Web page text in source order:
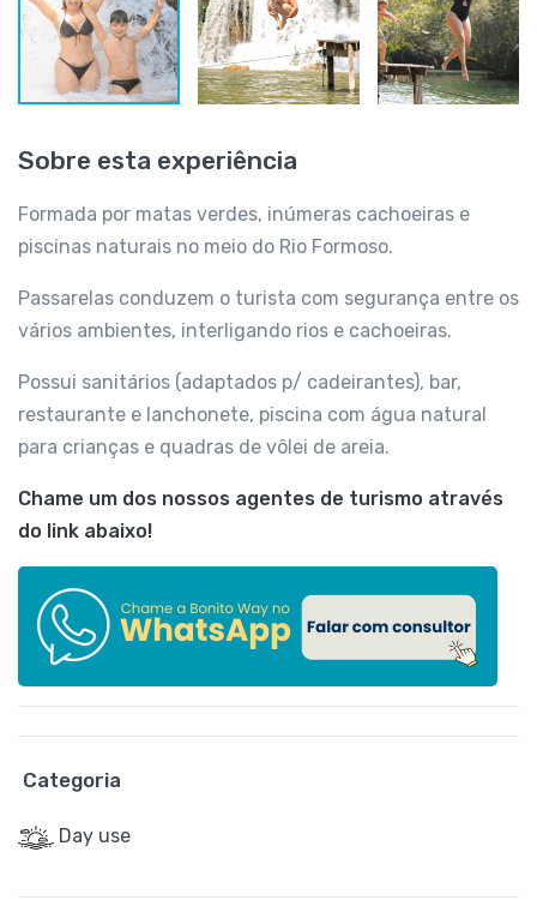
Sobre esta experiência
Formada por matas verdes, inúmeras cachoeiras e
piscinas naturais no meio do Rio Formoso.
Passarelas conduzem o turista com segurança entre os
vários ambientes, interligando rios e cachoeiras.
Possui sanitários (adaptados p/ cadeirantes), bar,
restaurante e lanchonete, piscina com água natural
para crianças e quadras de vôlei de areia.
Chame um dos nossos agentes de turismo através
do link abaixo!
Categoria
Day use